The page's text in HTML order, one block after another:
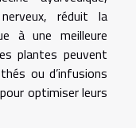
réduit la
à une meilleure
plantes peuvent
ou d’infusions
optimiser leurs